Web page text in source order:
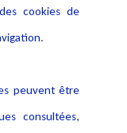
cookies de
peuvent être
consultées,